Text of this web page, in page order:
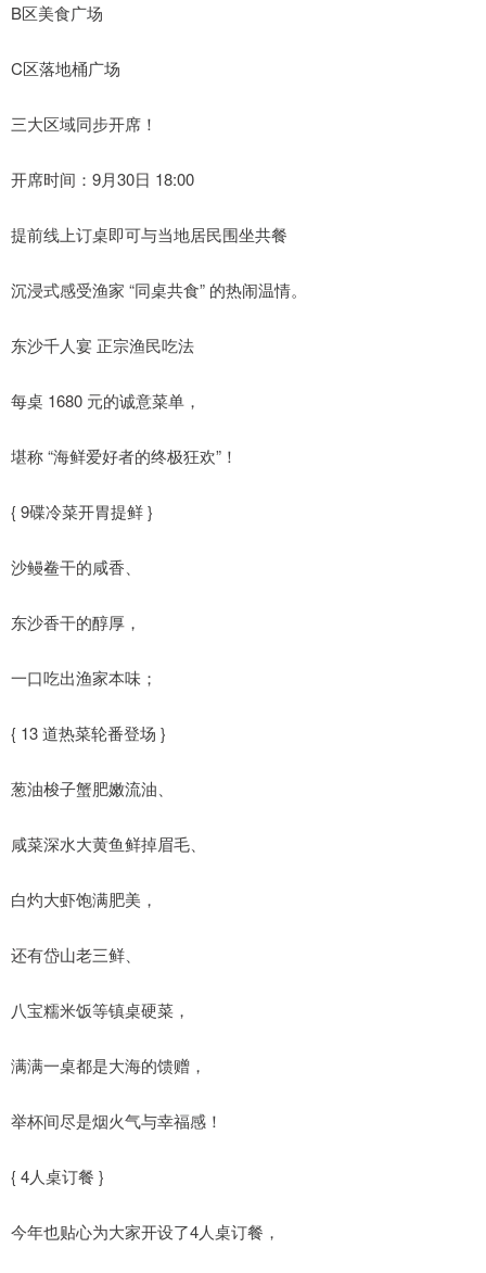
B区美食广场
C区落地桶广场
三大区域同步开席！
开席时间：9月30日 18:00
提前线上订桌即可与当地居民围坐共餐
沉浸式感受渔家 “同桌共食” 的热闹温情。
东沙千人宴 正宗渔民吃法
每桌 1680 元的诚意菜单，
堪称 “海鲜爱好者的终极狂欢”！
{ 9碟冷菜开胃提鲜 }
沙鳗鲞干的咸香、
东沙香干的醇厚，
一口吃出渔家本味；
{ 13 道热菜轮番登场 }
葱油梭子蟹肥嫩流油、
咸菜深水大黄鱼鲜掉眉毛、
白灼大虾饱满肥美，
还有岱山老三鲜、
八宝糯米饭等镇桌硬菜，
满满一桌都是大海的馈赠，
举杯间尽是烟火气与幸福感！
{ 4人桌订餐 }
今年也贴心为大家开设了4人桌订餐，